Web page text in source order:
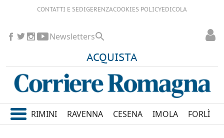
CONTATTI E SEDIGERENZACOOKIES POLICYEDICOLA
ACQUISTA
Newsletters
RIMINI RAVENNA CESENA IMOLA FORLÌ